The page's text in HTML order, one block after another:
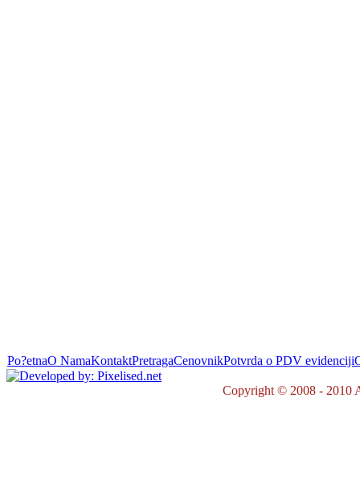
Po?etnaO NamaKontaktPretragaCenovnikPotvrda o PDV evidenciji
Copyright © 2008 - 2010